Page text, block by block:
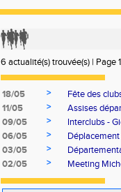
6 actualité(s) trouvée(s) | Page
18/05 >
Fête des
11/05
>
Assises
09/05
>
Interclubs -
06/05
>
03/05
>
02/05
> Meeting